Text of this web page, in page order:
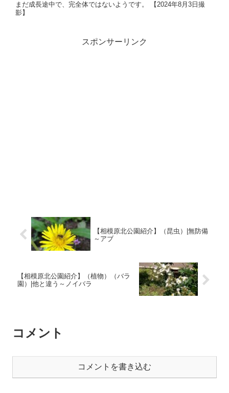
まだ成長途中で、完全体ではないようです。 【2024年8月3日撮
影】
スポンサーリンク
【相模原北公園紹介】（昆虫）|無防備
～アブ
【相模原北公園紹介】（植物）（バラ
園）|他と違う～ノイバラ
コメント
コメントを書き込む